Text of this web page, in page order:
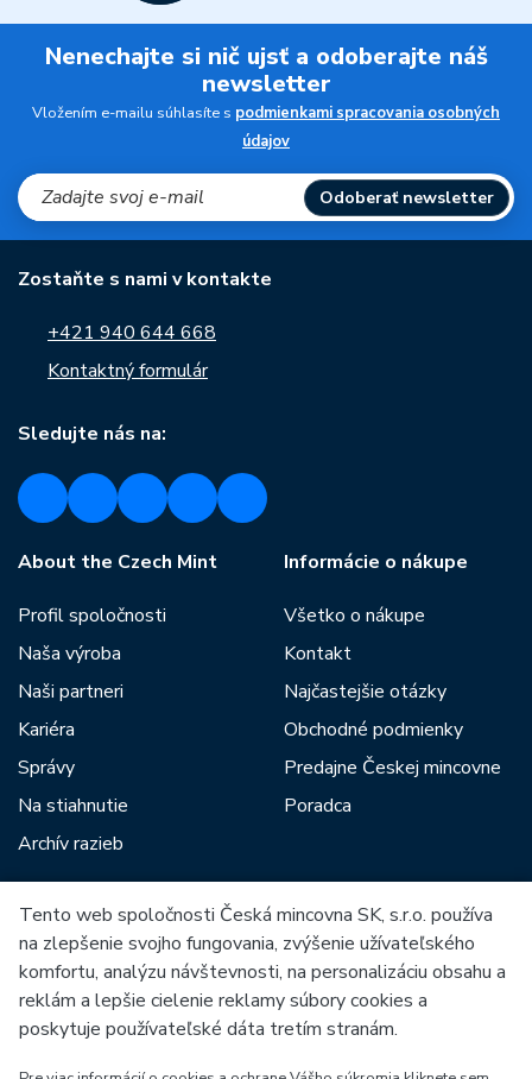
Nenechajte si nič ujsť a odoberajte náš
newsletter
Vložením e-mailu súhlasíte s podmienkami spracovania osobných
údajov
Odoberať newsletter
Zostaňte s nami v kontakte
+421 940 644 668
Kontaktný formulár
Sledujte nás na:
About the Czech Mint
Profil spoločnosti
Naša výroba
Naši partneri
Kariéra
Správy
Na stiahnutie
Archív razieb
Informácie o nákupe
Všetko o nákupe
Kontakt
Najčastejšie otázky
Obchodné podmienky
Predajne Českej mincovne
Poradca
Medzi našich partnerov patria:
Tento web spoločnosti Česká mincovna SK, s.r.o. používa
na zlepšenie svojho fungovania, zvýšenie užívateľského
komfortu, analýzu návštevnosti, na personalizáciu obsahu a
reklám a lepšie cielenie reklamy súbory cookies a
poskytuje používateľské dáta tretím stranám.